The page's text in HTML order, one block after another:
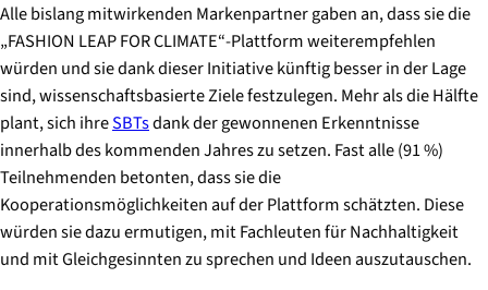
Alle bislang mitwirkenden Markenpartner gaben an, dass sie die
„FASHION LEAP FOR CLIMATE“-Plattform weiterempfehlen
würden und sie dank dieser Initiative künftig besser in der Lage
sind, wissenschaftsbasierte Ziele festzulegen. Mehr als die Hälfte
plant, sich ihreSBTsdank der gewonnenen Erkenntnisse
innerhalb des kommenden Jahres zu setzen. Fast alle (91 %)
Teilnehmenden betonten, dass sie die
Kooperationsmöglichkeiten auf der Plattform schätzten. Diese
würden sie dazu ermutigen, mit Fachleuten für Nachhaltigkeit
und mit Gleichgesinnten zu sprechen und Ideen auszutauschen.